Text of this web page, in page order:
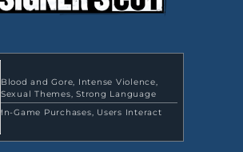
Blood and Gore Intense Violence
Sexual Themes Strong Language
In-Game Purchases
Users Interact